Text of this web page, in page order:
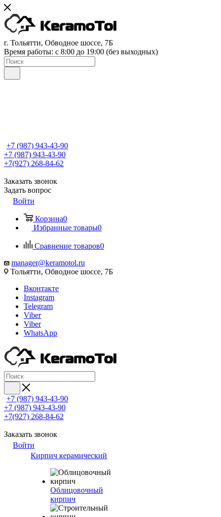
г. Тольятти, Обводное шоссе, 7Б
Время работы: c 8:00 до 19:00 (без выходных)
+7 (987) 943-43-90
+7 (987) 943-43-90
+7(927) 268-84-62
Заказать звонок
Задать вопрос
Войти
Корзина0
Избранные товары0
Сравнение товаров0
manager@keramotol.ru
Тольятти, Обводное шоссе, 7Б
Вконтакте
Instagram
Telegram
Viber
Viber
WhatsApp
+7 (987) 943-43-90
+7 (987) 943-43-90
+7(927) 268-84-62
Заказать звонок
Войти
Кирпич керамический
Облицовочный
кирпич